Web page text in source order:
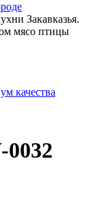
Закавказья.
мясо птицы
качества
0032